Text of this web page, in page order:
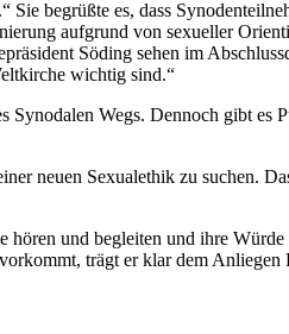
begrüßte es, dass
aufgrund von sexueller
Söding sehen im
wichtig sind.“
Wegs. Dennoch gibt es
neuen Sexualethik zu suchen.
und begleiten und ihre
trägt er klar dem Anliegen